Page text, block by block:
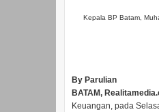
Kepala BP Batam,
By Parulian
BATAM,
Keuangan, pada